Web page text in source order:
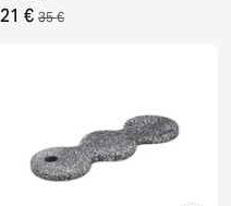
21 € 35 €